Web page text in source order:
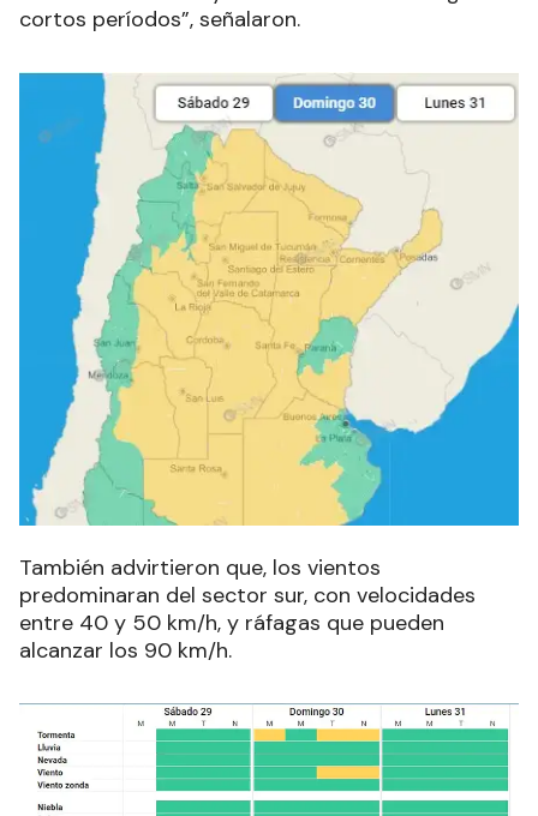
ráfagas, ocasional caída de granizo, fuerte
cortos períodos”, señalaron.
También advirtieron que, los vientos
predominaran del sector sur, con velocidades
alcanzar los 90 km/h.